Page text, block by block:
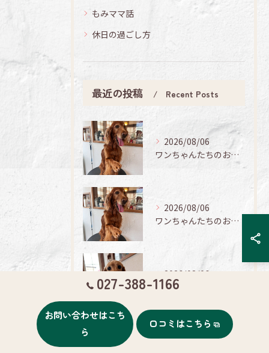
もみママ話
休日の過ごし方
最近の投稿 Recent Posts
2026/08/06
ワンちゃんたちのお手入れ日記🐶✨
2026/08/06
ワンちゃんたちのお手入れ日記🐶✨
2026/08/06
027-388-1166
お問い合わせはこち
ら
口コミはこちら